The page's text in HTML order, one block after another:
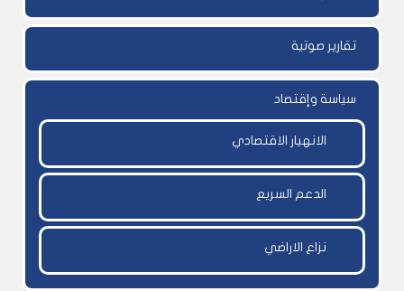
تقارير صوتية
سياسة وإقتصاد
الانهيار الاقتصادي
الدعم السريع
نزاع الاراضي